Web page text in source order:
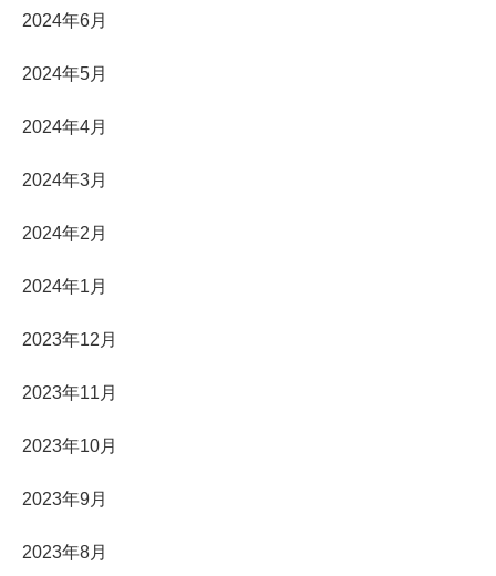
2024年6月
2024年5月
2024年4月
2024年3月
2024年2月
2024年1月
2023年12月
2023年11月
2023年10月
2023年9月
2023年8月